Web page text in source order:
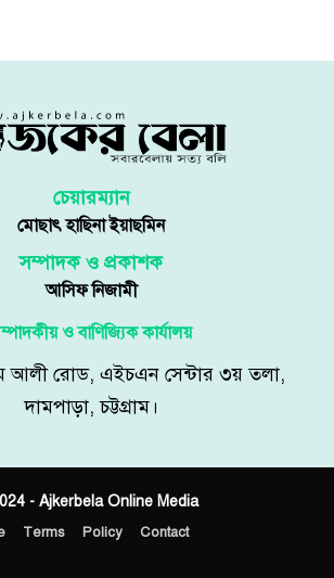
চেয়ারম্যান
মোছাৎ হাছিনা ইয়াছমিন
সম্পাদক ও প্রকাশক
আসিফ নিজামী
ও বাণিজ্যিক কার্যালয়
রোড, এইচএন সেন্টার ৩য় তলা,
দামপাড়া, চট্টগ্রাম।
- Ajkerbela Online Media
Terms Policy Contact